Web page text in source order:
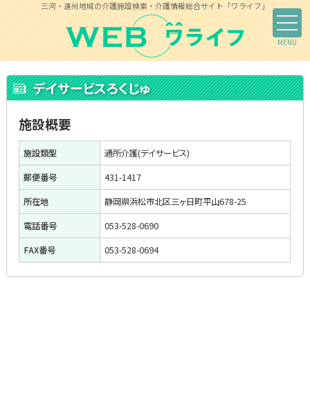
三河・遠州地域の介護施設検索・介護情報総合サイト「ワライフ」
デイサービスろくじゅ
施設概要
施設類型
通所介護(デイサービス)
郵便番号
431-1417
所在地
静岡県浜松市北区三ヶ日町平山678-25
電話番号
053-528-0690
FAX番号
053-528-0694